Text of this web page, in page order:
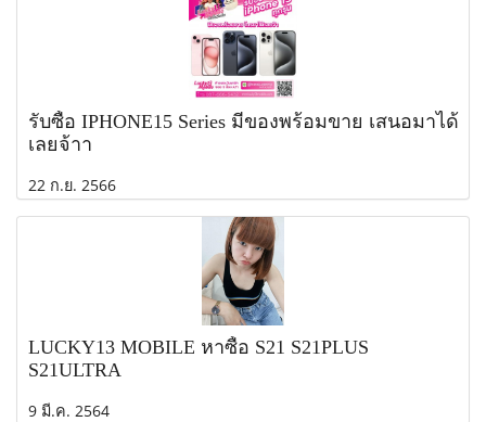
รับซื้อ IPHONE15 Series มีของพร้อมขาย เสนอมาได้
เลยจ้าา
22 ก.ย. 2566
LUCKY13 MOBILE หาซื้อ S21 S21PLUS
S21ULTRA
9 มี.ค. 2564